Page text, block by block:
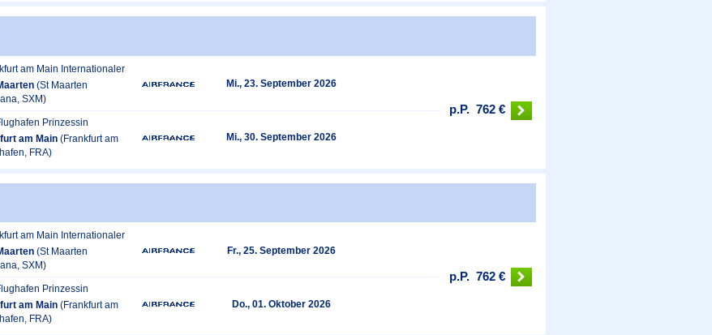
am Main Internationaler
(St Maarten
SXM)
Mi., 23. September 2026
Prinzessin
am Main (Frankfurt am
FRA)
Mi., 30. September 2026
p.P. 762 €
am Main Internationaler
(St Maarten
SXM)
Fr., 25. September 2026
Prinzessin
am Main (Frankfurt am
FRA)
Do., 01. Oktober 2026
p.P. 762 €